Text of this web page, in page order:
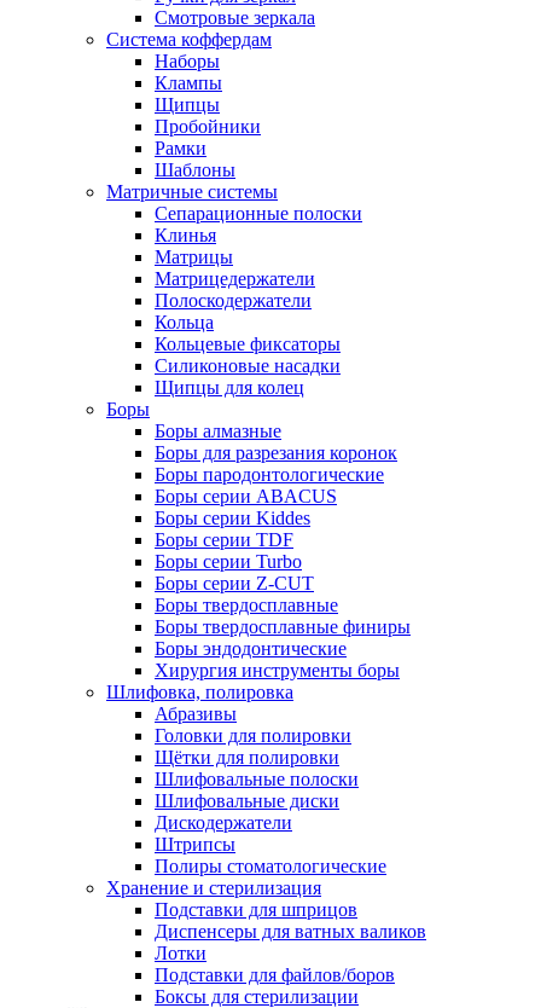
Смотровые зеркала
Система коффердам
Наборы
Клампы
Щипцы
Пробойники
Рамки
Шаблоны
Матричные системы
Сепарационные полоски
Клинья
Матрицы
Матрицедержатели
Полоскодержатели
Кольца
Кольцевые фиксаторы
Силиконовые насадки
Щипцы для колец
Боры
Боры алмазные
Боры для разрезания коронок
Боры пародонтологические
Боры серии ABACUS
Боры серии Kiddes
Боры серии TDF
Боры серии Turbo
Боры серии Z-CUT
Боры твердосплавные
Боры твердосплавные финиры
Боры эндодонтические
Хирургия инструменты боры
Шлифовка, полировка
Абразивы
Головки для полировки
Щётки для полировки
Шлифовальные полоски
Шлифовальные диски
Дискодержатели
Штрипсы
Полиры стоматологические
Хранение и стерилизация
Подставки для шприцов
Диспенсеры для ватных валиков
Лотки
Подставки для файлов/боров
Боксы для стерилизации